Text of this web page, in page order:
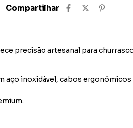
Compartilhar
precisão artesanal para
aço inoxidável, cabos